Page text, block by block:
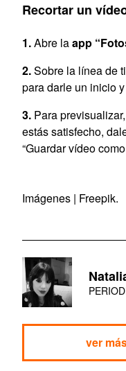
Recortar un
Abre laapp
Sobre la línea de
para darle un inicio
Para
estás satisfecho,
“Guardar vídeo
Imágenes | Freepik.
ver